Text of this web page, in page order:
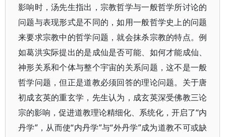
影响时，汤先生指出，宗教哲学与一般哲学所讨论的
问题与表现形式是不同的，如用一般哲学史上的问题
来要求宗教中的哲学问题，就会抹杀宗教的特点。例
如葛洪实际提出的是成仙是否可能、如何才能成仙、
神形关系和个体与整个宇宙的关系问题，这不是一般
哲学问题，但正是道教必须回答的理论问题。关于唐
初成玄英的重玄学，先生认为，成玄英深受佛教三论
宗的影响，促进道教理论精细化、系统化，开启了“内
丹学”，从而使“内丹学”与“外丹学”成为道教不可或缺